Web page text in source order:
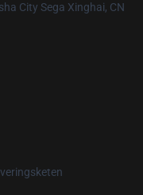
City Sega Xinghai, CN